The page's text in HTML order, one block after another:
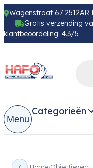
Wagenstraat 67 2512AR
Gratis verzending
klantbeoordeling: 4.3/5
Menu
Categorieën
Home Objectieven